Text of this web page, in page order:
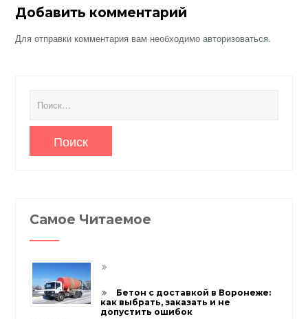
Добавить комментарий
Для отправки комментария вам необходимоавторизоваться.
Самое Читаемое
Бетон с доставкой в Воронеже:
как выбрать, заказать и не
допустить ошибок